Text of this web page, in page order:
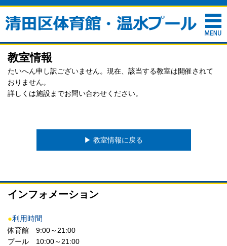
教室情報
たいへん申し訳ございません。現在、該当する教室は開催されて
おりません。
詳しくは施設までお問い合わせください。
▶︎ 教室情報に戻る
インフォメーション
●利用時間
体育館 9:00～21:00
プール 10:00～21:00